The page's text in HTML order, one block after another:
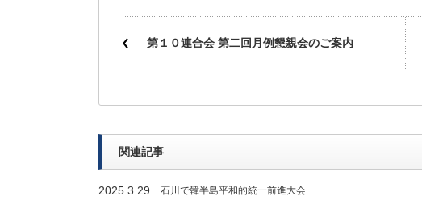
第１０連合会 第二回月例懇親会のご案内
関連記事
2025.3.29 石川で韓半島平和的統一前進大会